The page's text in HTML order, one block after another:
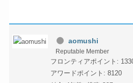
aomushi
Reputable Member
フロンティアポイント:
アワードポイント: 8120